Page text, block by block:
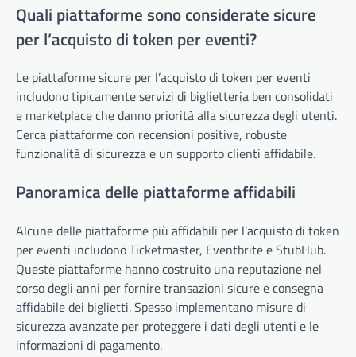
Quali piattaforme sono considerate sicure
per l’acquisto di token per eventi?
Le piattaforme sicure per l’acquisto di token per eventi
includono tipicamente servizi di biglietteria ben consolidati
e marketplace che danno priorità alla sicurezza degli utenti.
Cerca piattaforme con recensioni positive, robuste
funzionalità di sicurezza e un supporto clienti affidabile.
Panoramica delle piattaforme affidabili
Alcune delle piattaforme più affidabili per l’acquisto di token
per eventi includono Ticketmaster, Eventbrite e StubHub.
Queste piattaforme hanno costruito una reputazione nel
corso degli anni per fornire transazioni sicure e consegna
affidabile dei biglietti. Spesso implementano misure di
sicurezza avanzate per proteggere i dati degli utenti e le
informazioni di pagamento.